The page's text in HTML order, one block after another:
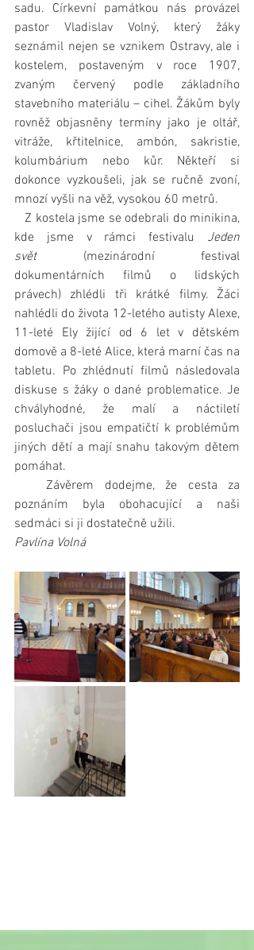
sadu. Církevní památkou nás provázel
pastor Vladislav Volný, který žáky
seznámil nejen se vznikem Ostravy, ale i
kostelem, postaveným v roce 1907,
zvaným červený podle základního
stavebního materiálu – cihel. Žákům byly
rovněž objasněny termíny jako je oltář,
vitráže, křtitelnice, ambón, sakristie,
kolumbárium nebo kůr. Někteří si
dokonce vyzkoušeli, jak se ručně zvoní,
mnozí vyšli na věž, vysokou 60 metrů.
   Z kostela jsme se odebrali do minikina,
kde jsme v rámci festivalu Jeden
svět (mezinárodní festival
dokumentárních filmů o lidských
právech) zhlédli tři krátké filmy. Žáci
nahlédli do života 12-letého autisty Alexe,
11-leté Ely žijící od 6 let v dětském
domově a 8-leté Alice, která marní čas na
tabletu. Po zhlédnutí filmů následovala
diskuse s žáky o dané problematice. Je
chvályhodné, že malí a náctiletí
posluchači jsou empatičtí k problémům
jiných dětí a mají snahu takovým dětem
pomáhat.
   Závěrem dodejme, že cesta za
poznáním byla obohacující a naši
sedmáci si ji dostatečně užili.
Pavlína Volná